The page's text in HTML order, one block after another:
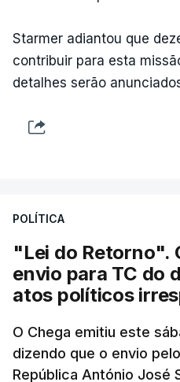
Starmer adiantou que
contribuir para esta
detalhes serão
POLÍTICA
"Lei do Retorno".
envio para TC do
atos políticos
O Chega emitiu este
dizendo que o envio
República António José